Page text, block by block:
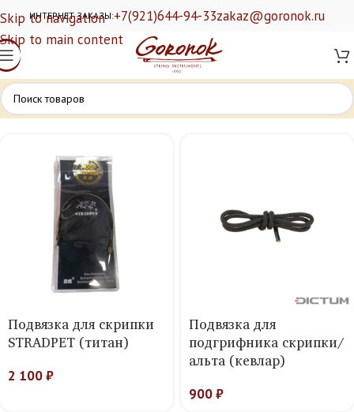
Skip to navigation
Skip to main content
ИНТЕРНЕТ ЗАКАЗЫ:+7(921)644-94-33zakaz@goronok.ru
Подвязка для скрипки
STRADPET (титан)
2 100₽
Подвязка для
подгрифника скрипки/
альта (кевлар)
900₽